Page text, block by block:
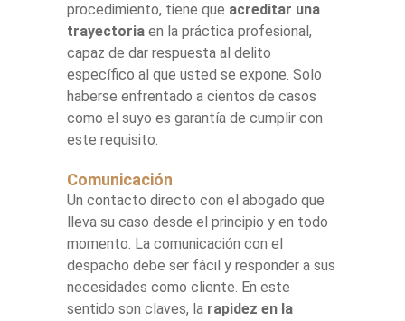
procedimiento, tiene que acreditar una
trayectoria en la práctica profesional,
capaz de dar respuesta al delito
específico al que usted se expone. Solo
haberse enfrentado a cientos de casos
como el suyo es garantía de cumplir con
este requisito.
Comunicación
Un contacto directo con el abogado que
lleva su caso desde el principio y en todo
momento. La comunicación con el
despacho debe ser fácil y responder a sus
necesidades como cliente. En este
sentido son claves, la rapidez en la